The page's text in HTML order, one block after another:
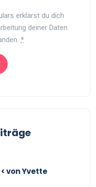
erklärst du dich
deiner Daten
*
von Yvette